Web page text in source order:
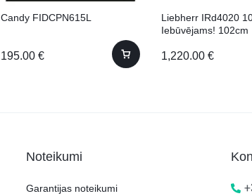
Candy FIDCPN615L
195.00 €
Liebherr IRd4020
Iebūvējams! 102cm
1,220.00 €
Noteikumi
Garantijas noteikumi